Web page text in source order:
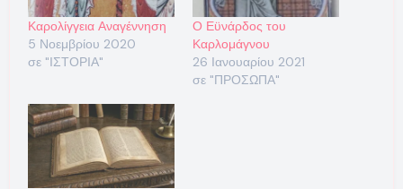
Καρολίγγεια Αναγέννηση
5 Νοεμβρίου 2020
σε "ΙΣΤΟΡΙΑ"
Ο Εϋνάρδος του
Καρλομάγνου
26 Ιανουαρίου 2021
σε "ΠΡΟΣΩΠΑ"